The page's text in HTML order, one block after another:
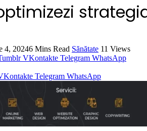
4, 20246 Mins Read Sănătate 11 Views
VKontakte Telegram WhatsApp
Telegram WhatsApp